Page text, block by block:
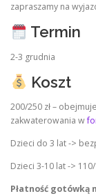
zapraszamy na
Termin
2-3 grudnia
Koszt
200/250 zł –
zakwaterowania w
Dzieci do 3 lat ->
Dzieci 3-10 lat ->
Płatność gotówką